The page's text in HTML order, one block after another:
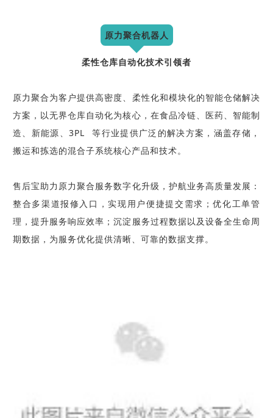
原力聚合机器人
柔性仓库自动化技术引领者
原力聚合为客户提供高密度、柔性化和模块化的智能仓储解决
方案，以无界仓库自动化为核心，在食品冷链、医药、智能制
造、新能源、 3PL
等行业提供广泛的解决方案，涵盖存储，
搬运和拣选的混合子系统核心产品和技术。
售后宝助力原力聚合服务数字化升级，护航业务高质量发展：
整合多渠道报修入口，实现用户便捷提交需求；优化工单管
理，提升服务响应效率；沉淀服务过程数据以及设备全生命周
期数据，为服务优化提供清晰、可靠的数据支撑。